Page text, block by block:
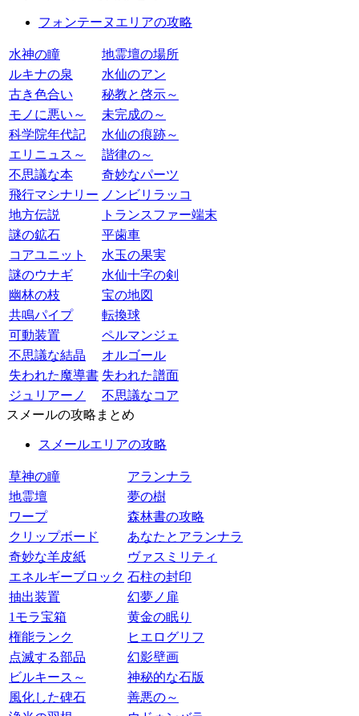
フォンテーヌエリアの攻略
水神の瞳
地霊壇の場所
ルキナの泉
水仙のアン
古き色合い
秘教と啓示～
モノに悪い～
未完成の～
科学院年代記
水仙の痕跡～
エリニュス～
諧律の～
不思議な本
奇妙なパーツ
飛行マシナリー ノンビリラッコ
地方伝説
トランスファー端末
謎の鉱石
平歯車
コアユニット
水玉の果実
謎のウナギ
水仙十字の剣
幽林の枝
宝の地図
共鳴パイプ
転換球
可動装置
ペルマンジェ
不思議な結晶
オルゴール
失われた魔導書 失われた譜面
ジュリアーノ
不思議なコア
スメールの攻略まとめ
スメールエリアの攻略
草神の瞳
アランナラ
地霊壇
夢の樹
ワープ
森林書の攻略
クリップボード
あなたとアランナラ
奇妙な羊皮紙
ヴァスミリティ
エネルギーブロック 石柱の封印
抽出装置
幻夢ノ扉
1モラ宝箱
黄金の眠り
権能ランク
ヒエログリフ
点滅する部品
幻影壁画
ビルキース～
神秘的な石版
風化した碑石
善悪の～